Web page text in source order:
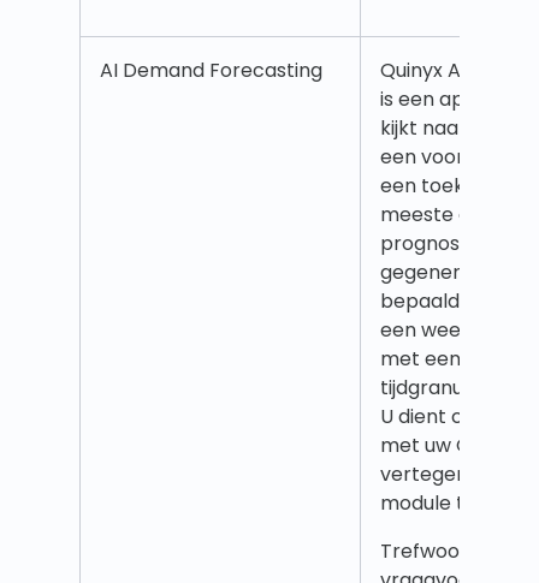
AI Demand Forecasting
Quinyx AI
is een aparte AI
kijkt naar
een
een
meeste
prognose
gegenereerd
bepaalde
een week 4
met een
tijdgranulariteit
U dient contact
met uw Quinyx
module te
Trefwoorden: AI,